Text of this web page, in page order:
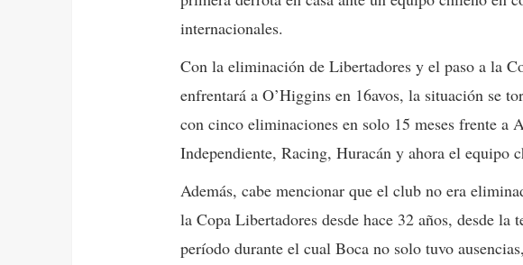
internacionales.
Con la eliminación de Libertadores y el paso a la
enfrentará a O’Higgins en 16avos, la situación se
con cinco eliminaciones en solo 15 meses frente a
Independiente, Racing, Huracán y ahora el equipo
Además, cabe mencionar que el club no era
la Copa Libertadores desde hace 32 años, desde la
período durante el cual Boca no solo tuvo